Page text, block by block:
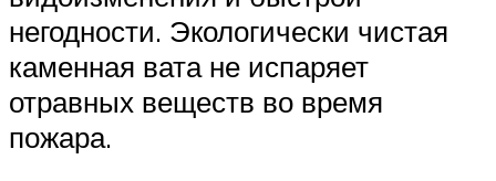
негодности. Экологически чистая
каменная вата не испаряет
отравных веществ во время
пожара.